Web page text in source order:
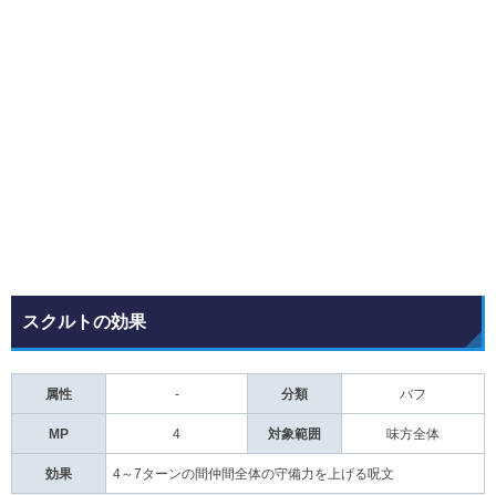
スクルトの効果
属性 - 分類 バフ
MP 4 対象範囲 味方全体
効果 4～7ターンの間仲間全体の守備力を上げる呪文